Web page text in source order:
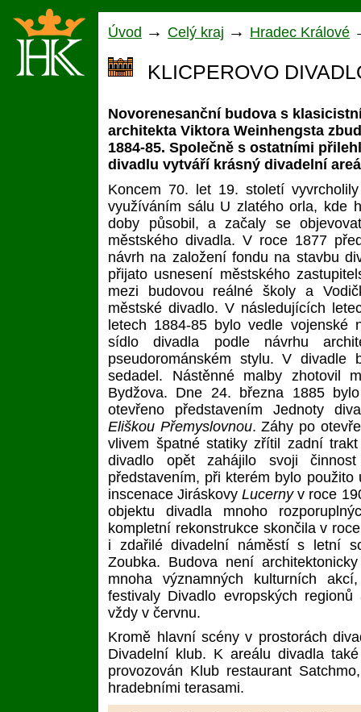
Úvod → Celý kraj → Hradec Králové
KLICPEROVO
Novorenesanční budova s
architekta Viktora Weinhengsta
1884-85. Společně s ostatními
divadlu vytváří krásný divadelní
Koncem 70. let 19. století
využíváním sálu U zlatého orla, kde
doby působil, a začaly se
městského divadla. V roce 1877
návrh na založení fondu na stavbu
přijato usnesení městského
mezi budovou reálné školy a
městské divadlo. V následujících
letech 1884-85 bylo vedle vojenské
sídlo divadla podle návrhu
pseudorománském stylu. V
sedadel. Nástěnné malby zhotovil
Bydžova. Dne 24. března 1885
otevřeno představením Jednoty
Eliškou Přemyslovnou. Záhy po
vlivem špatné statiky zřítil zadní
divadlo opět zahájilo svoji
představením, při kterém bylo
inscenace JiráskovyLucernyv roce
objektu divadla mnoho
kompletní rekonstrukce skončila v
i zdařilé divadelní náměstí s letní
Zoubka. Budova není
mnoha významných kulturních
festivaly Divadlo evropských
vždy v červnu.
Kromě hlavní scény v prostorách
Divadelní klub. K areálu divadla
provozován Klub restaurant
hradebními terasami.